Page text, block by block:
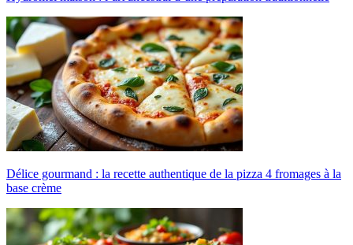
Délice gourmand : la recette authentique de la pizza 4 fromages à la
base crème